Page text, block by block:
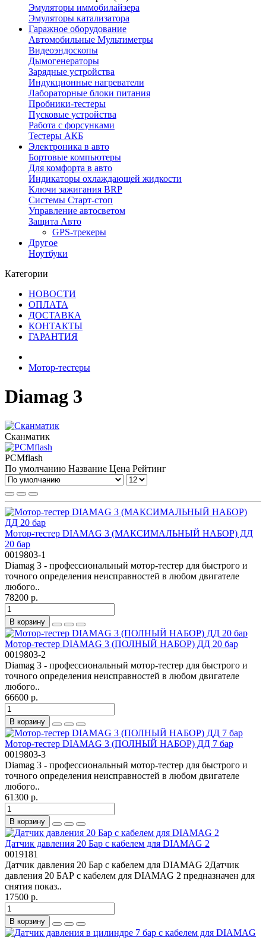
Эмуляторы иммобилайзера
Эмуляторы катализатора
Гаражное оборудование
Автомобильные Мультиметры
Видеоэндоскопы
Дымогенераторы
Зарядные устройства
Индукционные нагреватели
Лабораторные блоки питания
Пробники-тестеры
Пусковые устройства
Работа с форсунками
Тестеры АКБ
Электроника в авто
Бортовые компьютеры
Для комфорта в авто
Индикаторы охлаждающей жидкости
Ключи зажигания BRP
Системы Старт-стоп
Управление автосветом
Защита Авто
GPS-трекеры
Другое
Ноутбуки
Категории
НОВОСТИ
ОПЛАТА
ДОСТАВКА
КОНТАКТЫ
ГАРАНТИЯ
Мотор-тестеры
Diamag 3
Сканматик
PCMflash
По умолчанию Название Цена Рейтинг
Мотор-тестер DIAMAG 3 (МАКСИМАЛЬНЫЙ НАБОР) ДД
20 бар
0019803-1
Diamag 3 - профессиональный мотор-тестер для быстрого и
точного определения неисправностей в любом двигателе
любого..
78200 р.
В корзину
Мотор-тестер DIAMAG 3 (ПОЛНЫЙ НАБОР) ДД 20 бар
0019803-2
Diamag 3 - профессиональный мотор-тестер для быстрого и
точного определения неисправностей в любом двигателе
любого..
66600 р.
В корзину
Мотор-тестер DIAMAG 3 (ПОЛНЫЙ НАБОР) ДД 7 бар
0019803-3
Diamag 3 - профессиональный мотор-тестер для быстрого и
точного определения неисправностей в любом двигателе
любого..
61300 р.
В корзину
Датчик давления 20 Бар с кабелем для DIAMAG 2
0019181
Датчик давления 20 Бар с кабелем для DIAMAG 2Датчик
давления 20 БАР с кабелем для DIAMAG 2 предназначен для
снятия показ..
17500 р.
В корзину